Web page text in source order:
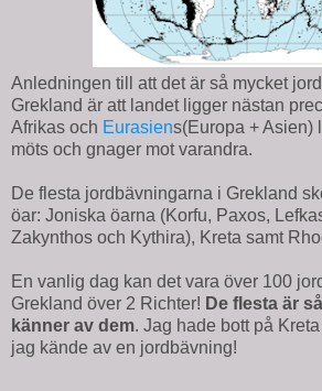
Anledningen till att det är så mycket
Grekland är att landet ligger nästan
Afrikas och Eurasiens(Europa + Asien)
möts och gnager mot varandra.
De flesta jordbävningarna i Grekland
öar: Joniska öarna (Korfu, Paxos,
Zakynthos och Kythira), Kreta samt
En vanlig dag kan det vara över 100
Grekland över 2 Richter! De flesta är
känner av dem. Jag hade bott på
jag kände av en jordbävning!